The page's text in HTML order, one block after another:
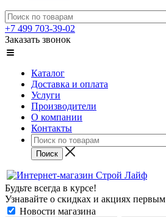
+7 499 703-39-02
Заказать звонок
Каталог
Доставка и оплата
Услуги
Производители
О компании
Контакты
Будьте всегда в курсе!
Узнавайте о скидках и акциях первым
Новости магазина